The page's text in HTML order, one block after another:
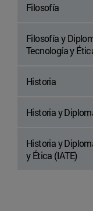
Filosofía
Filosofía y
Tecnología y
Historia
Historia y
Historia y
y Ética (IATE)